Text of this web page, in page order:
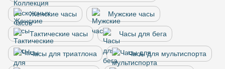
Женские часы Мужские часы
Тактические часы Часы для бега
Часы для триатлона Часы для мультиспорта